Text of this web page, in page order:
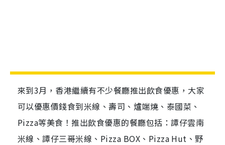
來到3月，香港繼續有不少餐廳推出飲食優惠，大家
可以優惠價錢食到米線、壽司、爐端燒、泰國菜、
Pizza等美食！推出飲食優惠的餐廳包括：譚仔雲南
米線、譚仔三哥米線、Pizza BOX、Pizza Hut、野